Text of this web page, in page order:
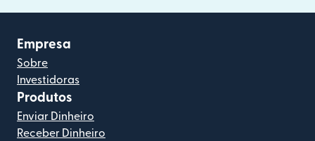
Empresa
Sobre
Investidoras
Produtos
Enviar Dinheiro
Receber Dinheiro